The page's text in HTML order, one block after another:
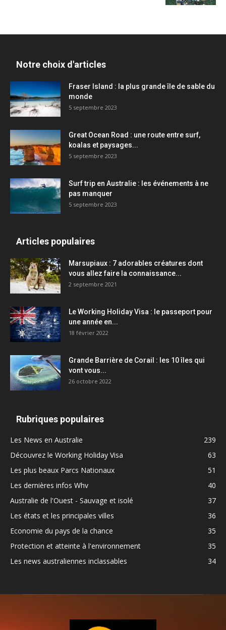
Notre choix d'articles
Fraser Island : la plus grande île de sable du
monde
5 septembre 2023
Great Ocean Road : une route entre surf,
koalas et paysages...
5 septembre 2023
Surf trip en Australie : les événements à ne
pas manquer
5 septembre 2023
Articles populaires
Marsupiaux : 7 adorables créatures dont
vous allez faire la connaissance...
2 septembre 2021
Le Working Holiday Visa : le passeport pour
une année en...
18 février 2022
Grande Barrière de Corail : les 10 îles qui
vont vous...
26 octobre 2022
Rubriques populaires
Les News en Australie
239
Découvrez le Working Holiday Visa
63
Les plus beaux Parcs Nationaux
51
Les dernières infos Whv
40
Australie de l'Ouest - Sauvage et isolé
37
Les états et les principales villes
36
Economie du pays de la chance
35
Protection et atteinte à l'environnement
35
Les news australiennes inclassables
34